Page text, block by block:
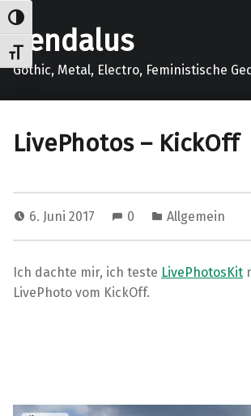
Umschalten auf hohe Kontraste
Schrift vergrößern
gendalus
Gothic, Metal, Electro, Feministische
LivePhotos – KickOff
6. Juni 2017 0 Allgemein
Ich dachte mir, ich teste LivePhotosKit
LivePhoto vom KickOff.